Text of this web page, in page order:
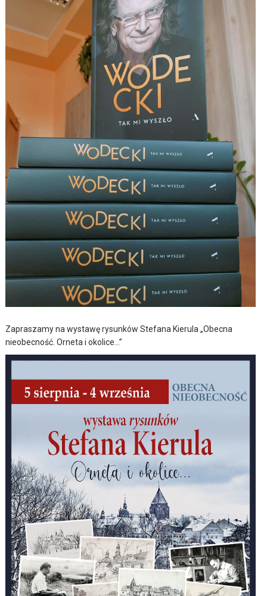
Zapraszamy na wystawę rysunków Stefana Kierula „Obecna
nieobecność. Orneta i okolice…”